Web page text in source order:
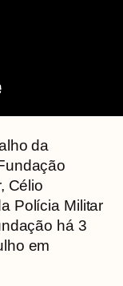
da
Célio
Polícia Militar
há 3
em